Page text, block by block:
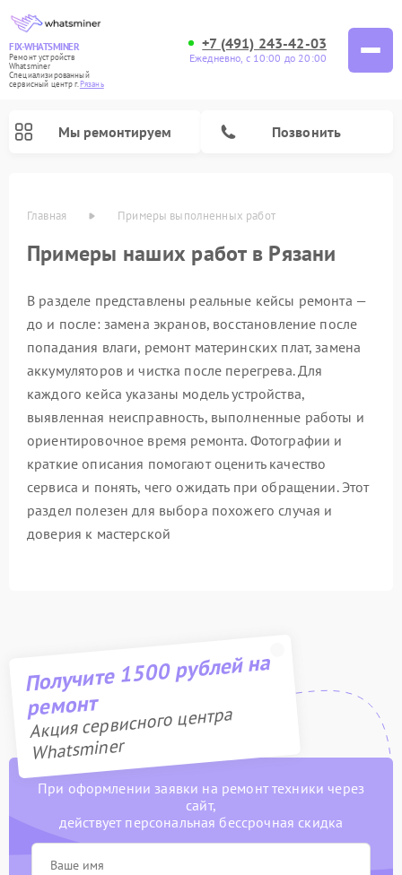
FIX-WHATSMINER
Ремонт устройств
Whatsminer
Специализированный
cервисный центр г.Рязань
+7 (491) 243-42-03
Ежедневно, с 10:00 до 20:00
Мы ремонтируем Позвонить
Главная Примеры выполненных работ
Примеры наших работ в Рязани
В разделе представлены реальные кейсы ремонта —
до и после: замена экранов, восстановление после
попадания влаги, ремонт материнских плат, замена
аккумуляторов и чистка после перегрева. Для
каждого кейса указаны модель устройства,
выявленная неисправность, выполненные работы и
ориентировочное время ремонта. Фотографии и
краткие описания помогают оценить качество
сервиса и понять, чего ожидать при обращении. Этот
раздел полезен для выбора похожего случая и
доверия к мастерской
Получите 1500 рублей на
ремонт
Акция сервисного центра
Whatsminer
При оформлении заявки на ремонт техники через
сайт,
действует персональная бессрочная скидка